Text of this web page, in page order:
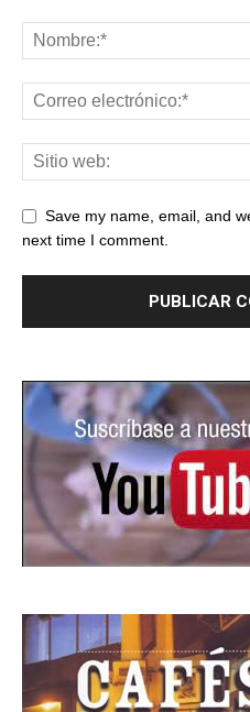
Save my name, email, and
next time I comment.